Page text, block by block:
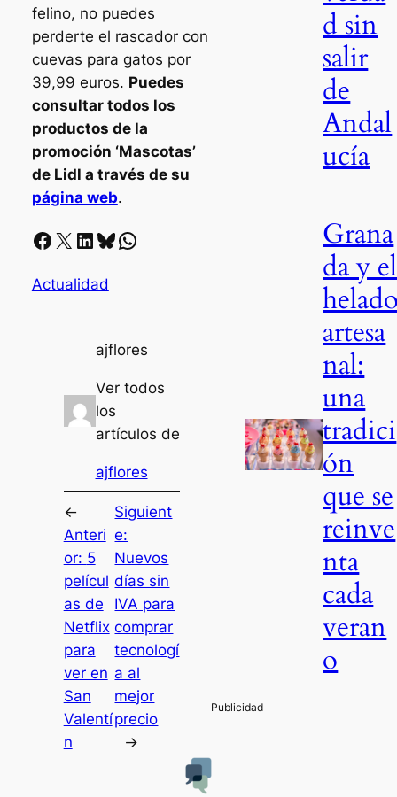
felino, no puedes
perderte el rascador con
cuevas para gatos por
39,99 euros. Puedes
consultar todos los
productos de la
promoción ‘Mascotas’
de Lidl a través de su
página web.
Facebook X LinkedIn Bluesky Whatsapp
Actualidad
ajflores
Ver todos
los
artículos de
ajflores
←
Anteri
or: 5
películ
as de
Netflix
para
ver en
San
Valentí
n
Siguient
e:
Nuevos
días sin
IVA para
comprar
tecnologí
a al
mejor
precio
→
d sin
salir
de
Andal
ucía
Grana
da y el
artesa
nal:
una
tradici
ón
que se
reinve
nta
cada
veran
o